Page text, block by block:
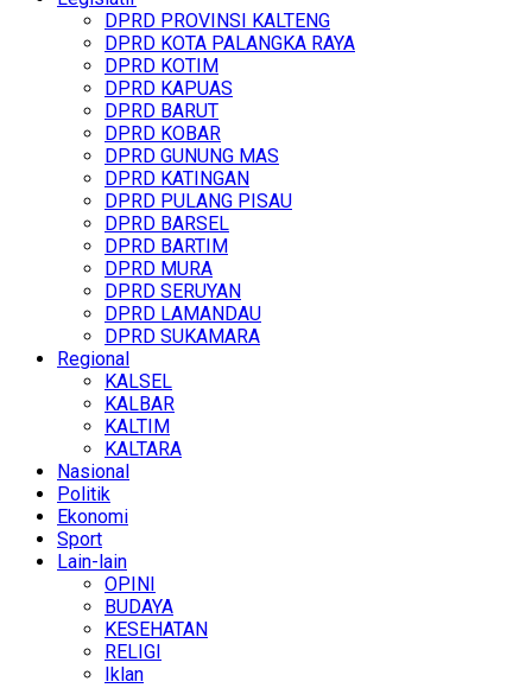
DPRD PROVINSI KALTENG
DPRD KOTA PALANGKA RAYA
DPRD KOTIM
DPRD KAPUAS
DPRD BARUT
DPRD KOBAR
DPRD GUNUNG MAS
DPRD KATINGAN
DPRD PULANG PISAU
DPRD BARSEL
DPRD BARTIM
DPRD MURA
DPRD SERUYAN
DPRD LAMANDAU
DPRD SUKAMARA
Regional
KALSEL
KALBAR
KALTIM
KALTARA
Nasional
Politik
Ekonomi
Sport
Lain-lain
OPINI
BUDAYA
KESEHATAN
RELIGI
Iklan